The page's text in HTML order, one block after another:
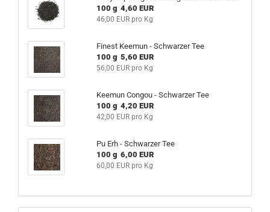
100 g 4,60 EUR
46,00 EUR pro Kg
Finest Keemun - Schwarzer Tee
100 g 5,60 EUR
56,00 EUR pro Kg
Keemun Congou - Schwarzer Tee
100 g 4,20 EUR
42,00 EUR pro Kg
Pu Erh - Schwarzer Tee
100 g 6,00 EUR
60,00 EUR pro Kg